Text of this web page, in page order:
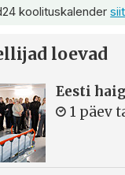
koolituskalendersiit
loevad
Eesti
1 päev